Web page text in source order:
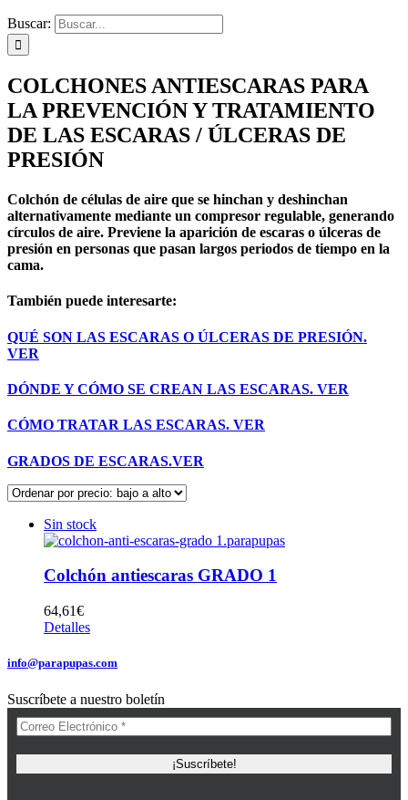
Buscar:
COLCHONES ANTIESCARAS PARA
LA PREVENCIÓN Y TRATAMIENTO
DE LAS ESCARAS / ÚLCERAS DE
PRESIÓN
Colchón de células de aire que se hinchan y deshinchan
alternativamente mediante un compresor regulable, generando
círculos de aire. Previene la aparición de escaras o úlceras de
presión en personas que pasan largos periodos de tiempo en la
cama.
También puede interesarte:
QUÉ SON LAS ESCARAS O ÚLCERAS DE PRESIÓN.
VER
DÓNDE Y CÓMO SE CREAN LAS ESCARAS. VER
CÓMO TRATAR LAS ESCARAS. VER
GRADOS DE ESCARAS.VER
Sin stock
Colchón antiescaras GRADO 1
64,61€
Detalles
info@parapupas.com
Suscríbete a nuestro boletín